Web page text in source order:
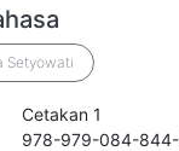
Setyowati
Cetakan 1
978-979-084-